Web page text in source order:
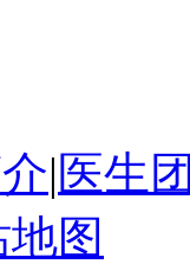
|医生
地图